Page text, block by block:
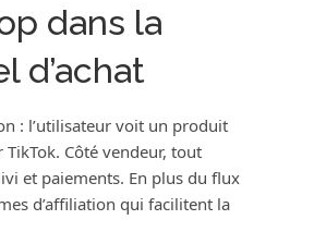
dans la
d’achat
: l’utilisateur voit un produit
Côté vendeur, tout
et paiements. En plus du flux
d’affiliation qui facilitent la